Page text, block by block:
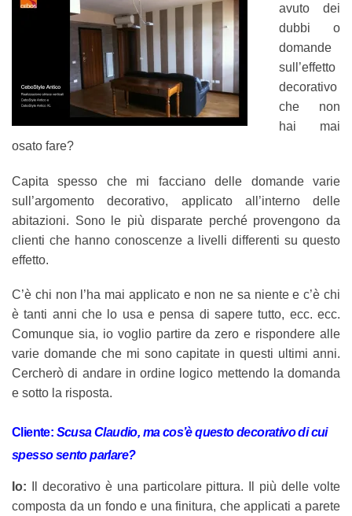
avuto dei
dubbi o
domande
sull’effetto
decorativo
che non
hai mai
osato fare?
Capita spesso che mi facciano delle domande varie
sull’argomento decorativo, applicato all’interno delle
abitazioni. Sono le più disparate perché provengono da
clienti che hanno conoscenze a livelli differenti su questo
effetto.
C’è chi non l’ha mai applicato e non ne sa niente e c’è chi
è tanti anni che lo usa e pensa di sapere tutto, ecc. ecc.
Comunque sia, io voglio partire da zero e rispondere alle
varie domande che mi sono capitate in questi ultimi anni.
Cercherò di andare in ordine logico mettendo la domanda
e sotto la risposta.
Cliente: Scusa Claudio, ma cos’è questo decorativo di cui
spesso sento parlare?
Io: Il decorativo è una particolare pittura. Il più delle volte
composta da un fondo e una finitura, che applicati a parete